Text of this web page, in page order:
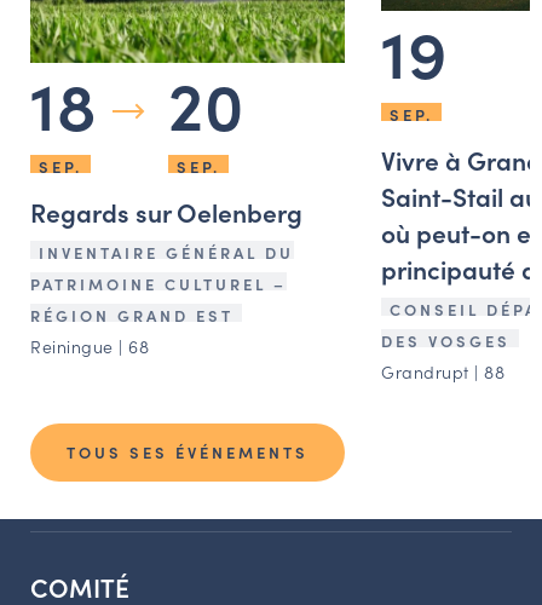
18
SEP.
20
SEP.
Regards sur Oelenberg
INVENTAIRE GÉNÉRAL DU
PATRIMOINE CULTUREL –
RÉGION GRAND EST
Reiningue | 68
19
SEP.
Vivre à
Saint-Stail
où peut-on
principauté
CONSEIL
DES VOSGES
Grandrupt | 88
TOUS SES ÉVÉNEMENTS
COMITÉ